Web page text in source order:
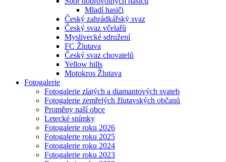
Mladí hasiči
Český zahrádkářský svaz
Český svaz včelařů
Myslivecké sdružení
FC Žlutava
Český svaz chovatelů
Yellow hills
Motokros Žlutava
Fotogalerie
Fotogalerie zlatých a diamantových svateb
Fotogalerie zemřelých žlutavských občanů
Proměny naší obce
Letecké snímky
Fotogalerie roku 2026
Fotogalerie roku 2025
Fotogalerie roku 2024
Fotogalerie roku 2023